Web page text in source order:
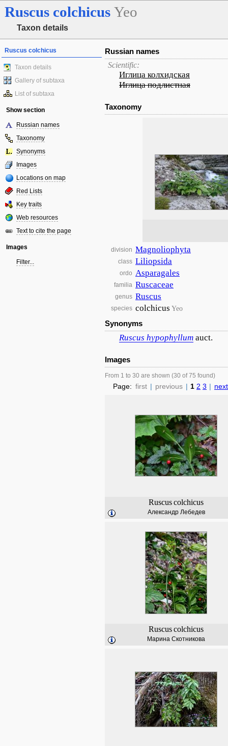
Ruscus colchicus Yeo
Taxon details
Ruscus colchicus
Taxon details
Gallery of subtaxa
List of subtaxa
Show section
Russian names
Taxonomy
Synonyms
Images
Locations on map
Red Lists
Key traits
Web resources
Text to cite the page
Images
Filter...
Russian names
Scientific:
Иглица колхидская
Иглица подлистная
Taxonomy
division Magnoliophyta
class Liliopsida
ordo Asparagales
familia Ruscaceae
genus Ruscus
species colchicus Yeo
Synonyms
Ruscus hypophyllum auct.
Images
From 1 to 30 are shown (30 of 75 found)
Page: first | previous | 1 2 3 | next
Ruscuscolchicus
Александр Лебедев
Ruscuscolchicus
Марина Скотникова